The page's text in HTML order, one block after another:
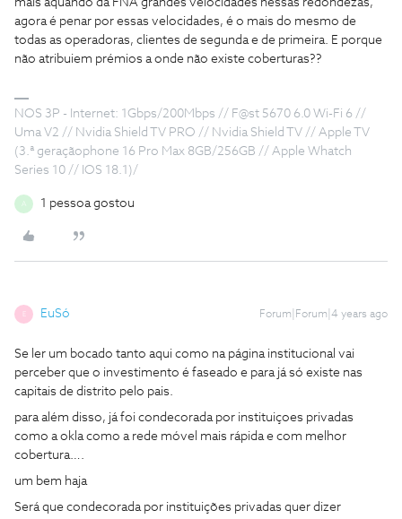
mais aquando da FNA grandes velocidades nessas redondezas,
agora é penar por essas velocidades, é o mais do mesmo de
todas as operadoras, clientes de segunda e de primeira. E porque
não atribuiem prémios a onde não existe coberturas??
NOS 3P - Internet: 1Gbps/200Mbps // F@st 5670 6.0 Wi-Fi 6 //
Uma V2 // Nvidia Shield TV PRO // Nvidia Shield TV // Apple TV
(3.ª geraçãophone 16 Pro Max 8GB/256GB // Apple Whatch
Series 10 // IOS 18.1)/
A 1 pessoa gostou
EuSó Forum|Forum|4 years ago
Se ler um bocado tanto aqui como na página institucional vai
perceber que o investimento é faseado e para já só existe nas
capitais de distrito pelo pais.
para além disso, já foi condecorada por instituiçoes privadas
como a okla como a rede móvel mais rápida e com melhor
cobertura….
um bem haja
Será que condecorada por instituições privadas quer dizer